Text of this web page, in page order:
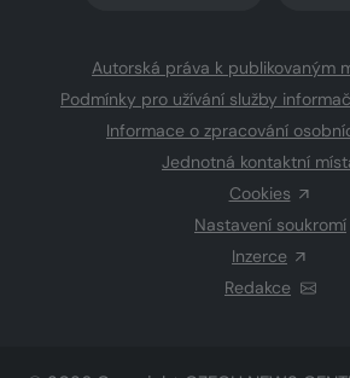
Autorská práva k publikovaným
Podmínky pro užívání služby
Informace o zpracování
Jednotná kontaktní
Cookies
Nastavení soukromí
Inzerce
Redakce